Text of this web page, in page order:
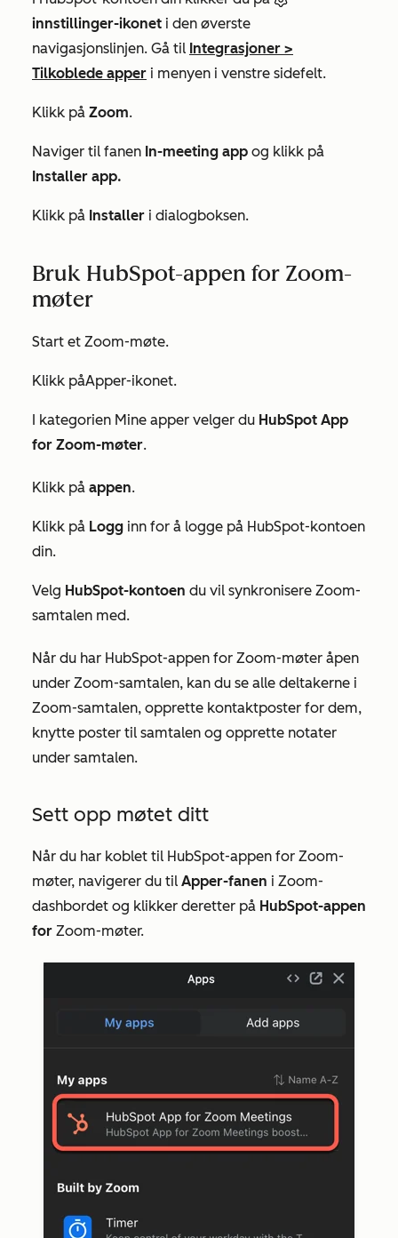
innstillinger-ikonet i den øverste
navigasjonslinjen. Gå til Integrasjoner >
Tilkoblede apper i menyen i venstre sidefelt.
Klikk på Zoom.
Naviger til fanen In-meeting app og klikk på
Installer app.
Klikk på Installer i dialogboksen.
Bruk HubSpot-appen for Zoom-
møter
Start et Zoom-møte.
Klikk påApper-ikonet.
I kategorien Mine apper velger du HubSpot App
for Zoom-møter.
Klikk på appen.
Klikk på Logg inn for å logge på HubSpot-kontoen
din.
Velg HubSpot-kontoen du vil synkronisere Zoom-
samtalen med.
Når du har HubSpot-appen for Zoom-møter åpen
under Zoom-samtalen, kan du se alle deltakerne i
Zoom-samtalen, opprette kontaktposter for dem,
knytte poster til samtalen og opprette notater
under samtalen.
Sett opp møtet ditt
Når du har koblet til HubSpot-appen for Zoom-
møter, navigerer du til Apper-fanen i Zoom-
dashbordet og klikker deretter på HubSpot-appen
for Zoom-møter.